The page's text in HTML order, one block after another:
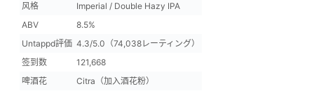
风格
Imperial / Double Hazy IPA
ABV
8.5%
Untappd評価 4.3/5.0（74,038レーティング）
签到数
121,668
啤酒花
Citra（加入酒花粉）